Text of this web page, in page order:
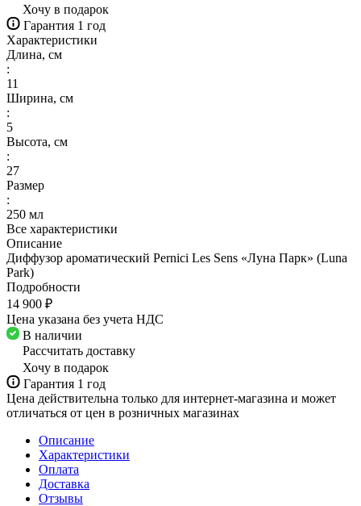
Хочу в подарок
Гарантия 1 год
Характеристики
Длина, см
:
11
Ширина, см
:
5
Высота, см
:
27
Размер
:
250 мл
Все характеристики
Описание
Диффузор ароматический Pernici Les Sens «Луна Парк» (Luna
Park)
Подробности
14 900 ₽
Цена указана без учета НДС
В наличии
Рассчитать доставку
Хочу в подарок
Гарантия 1 год
Цена действительна только для интернет-магазина и может
отличаться от цен в розничных магазинах
Описание
Характеристики
Оплата
Доставка
Отзывы